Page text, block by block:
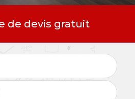
de devis gratuit